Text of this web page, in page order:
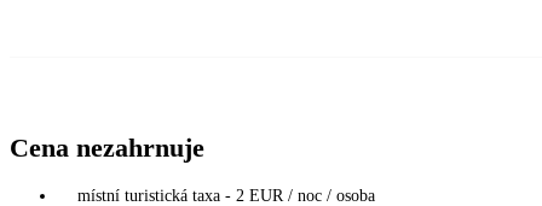
Cena nezahrnuje
místní turistická taxa - 2 EUR / noc / osoba